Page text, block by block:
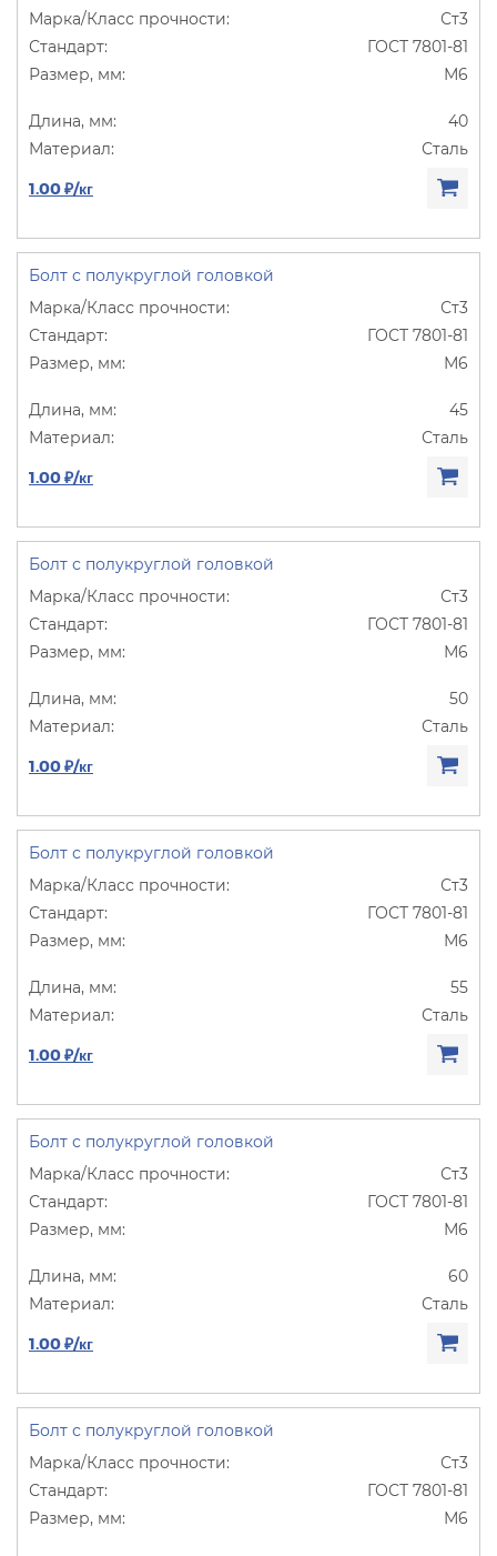
Ст3
ГОСТ 7801-81
М6
40
Сталь
1.00 ₽/кг
Болт с полукруглой головкой
Ст3
ГОСТ 7801-81
М6
45
Сталь
1.00 ₽/кг
Болт с полукруглой головкой
Ст3
ГОСТ 7801-81
М6
50
Сталь
1.00 ₽/кг
Болт с полукруглой головкой
Ст3
ГОСТ 7801-81
М6
55
Сталь
1.00 ₽/кг
Болт с полукруглой головкой
Ст3
ГОСТ 7801-81
М6
60
Сталь
1.00 ₽/кг
Болт с полукруглой головкой
Ст3
ГОСТ 7801-81
М6